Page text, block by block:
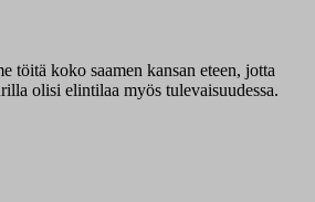
töitä koko saamen kansan eteen, jotta
olisi elintilaa myös tulevaisuudessa.